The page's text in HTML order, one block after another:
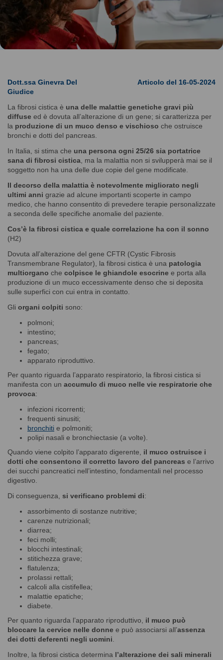
Dott.ssa Ginevra Del
Giudice
Articolo del 16-05-2024
La fibrosi cistica è una delle malattie genetiche gravi più
diffuse ed è dovuta all’alterazione di un gene; si caratterizza per
la produzione di un muco denso e vischioso che ostruisce
bronchi e dotti del pancreas.
In Italia, si stima che una persona ogni 25/26 sia portatrice
sana di fibrosi cistica , ma la malattia non si svilupperà mai se il
soggetto non ha una delle due copie del gene modificate.
Il decorso della malattia è notevolmente migliorato negli
ultimi anni grazie ad alcune importanti scoperte in campo
medico, che hanno consentito di prevedere terapie personalizzate
a seconda delle specifiche anomalie del paziente.
Cos’è la fibrosi cistica e quale correlazione ha con il sonno
(H2)
Dovuta all’alterazione del gene CFTR (Cystic Fibrosis
Transmembrane Regulator), la fibrosi cistica è una patologia
multiorgano che colpisce le ghiandole esocrine e porta alla
produzione di un muco eccessivamente denso che si deposita
sulle superfici con cui entra in contatto.
Gli organi colpiti sono:
polmoni;
intestino;
pancreas;
fegato;
apparato riproduttivo.
Per quanto riguarda l’apparato respiratorio, la fibrosi cistica si
manifesta con un accumulo di muco nelle vie respiratorie che
provoca:
infezioni ricorrenti;
frequenti sinusiti;
bronchiti e polmoniti;
polipi nasali e bronchiectasie (a volte).
Quando viene colpito l’apparato digerente, il muco ostruisce i
dotti che consentono il corretto lavoro del pancreas e l’arrivo
dei succhi pancreatici nell’intestino, fondamentali nel processo
digestivo.
Di conseguenza, si verificano problemi di:
assorbimento di sostanze nutritive;
carenze nutrizionali;
diarrea;
feci molli;
blocchi intestinali;
stitichezza grave;
flatulenza;
prolassi rettali;
calcoli alla cistifellea;
malattie epatiche;
diabete.
Per quanto riguarda l’apparato riproduttivo, il muco può
bloccare la cervice nelle donne e può associarsi all’assenza
dei dotti deferenti negli uomini
Inoltre, la fibrosi cistica determina l’alterazione dei sali minerali